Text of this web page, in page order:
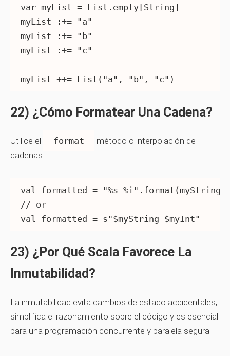
var myList = List.empty[String]
myList :+= "a"
myList :+= "b"
myList :+= "c"
myList ++= List("a", "b", "c")
22) ¿Cómo Formatear Una Cadena?
Utilice el format
método o interpolación de
cadenas:
val formatted = "%s %i".format(myString,
// or
23) ¿Por Qué Scala Favorece La
Inmutabilidad?
La inmutabilidad evita cambios de estado accidentales,
simplifica el razonamiento sobre el código y es esencial
para una programación concurrente y paralela segura.